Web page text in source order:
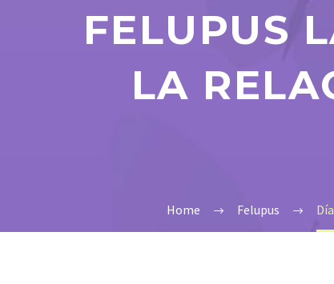
FELUPUS
LA
Home Felupus